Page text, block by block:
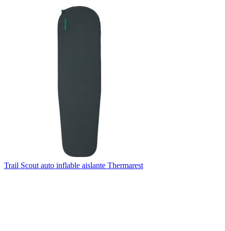
Trail Scout auto inflable aislante Thermarest